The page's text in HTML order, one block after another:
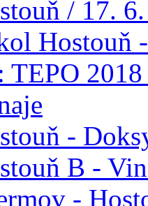
/ 17.
Hostouň
TEPO
-
B -
-